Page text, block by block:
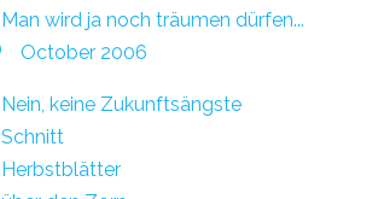
Man wird ja noch träumen dürfen...
October 2006
Nein, keine Zukunftsängste
Schnitt
Herbstblätter